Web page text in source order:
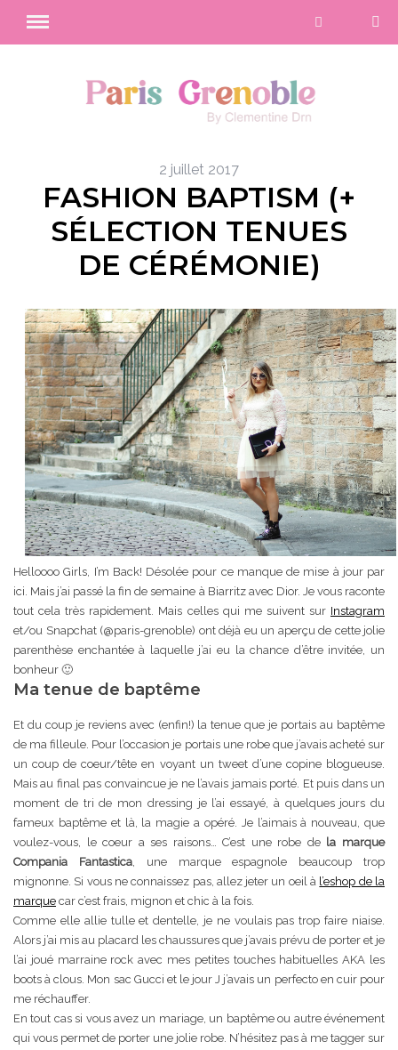
2 juillet 2017
FASHION BAPTISM (+
SÉLECTION TENUES
DE CÉRÉMONIE)
Helloooo Girls, I’m Back! Désolée pour ce manque de mise à jour par
ici. Mais j’ai passé la fin de semaine à Biarritz avec Dior. Je vous raconte
tout cela très rapidement. Mais celles qui me suivent sur Instagram
et/ou Snapchat (@paris-grenoble) ont déjà eu un aperçu de cette jolie
parenthèse enchantée à laquelle j’ai eu la chance d’être invitée, un
bonheur 🙂
Ma tenue de baptême
Et du coup je reviens avec (enfin!) la tenue que je portais au baptême
de ma filleule. Pour l’occasion je portais une robe que j’avais acheté sur
un coup de coeur/tête en voyant un tweet d’une copine blogueuse.
Mais au final pas convaincue je ne l’avais jamais porté. Et puis dans un
moment de tri de mon dressing je l’ai essayé, à quelques jours du
fameux baptême et là, la magie a opéré. Je l’aimais à nouveau, que
voulez-vous, le coeur a ses raisons… C’est une robe de la marque
Compania Fantastica, une marque espagnole beaucoup trop
mignonne. Si vous ne connaissez pas, allez jeter un oeil à l’eshop de la
marque car c’est frais, mignon et chic à la fois.
Comme elle allie tulle et dentelle, je ne voulais pas trop faire niaise.
Alors j’ai mis au placard les chaussures que j’avais prévu de porter et je
l’ai joué marraine rock avec mes petites touches habituelles AKA les
boots à clous. Mon sac Gucci et le jour J j’avais un perfecto en cuir pour
me réchauffer.
En tout cas si vous avez un mariage, un baptême ou autre événement
qui vous permet de porter une jolie robe. N’hésitez pas à me tagger sur